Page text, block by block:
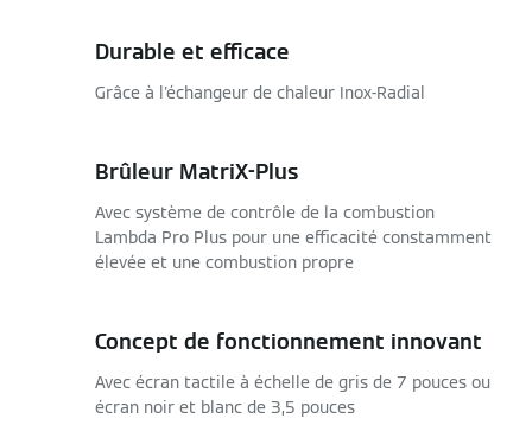
Durable et efficace
Grâce à l'échangeur de chaleur Inox-Radial
Brûleur MatriX-Plus
Avec système de contrôle de la combustion
Lambda Pro Plus pour une efficacité constamment
élevée et une combustion propre
Concept de fonctionnement innovant
Avec écran tactile à échelle de gris de 7 pouces ou
écran noir et blanc de 3,5 pouces